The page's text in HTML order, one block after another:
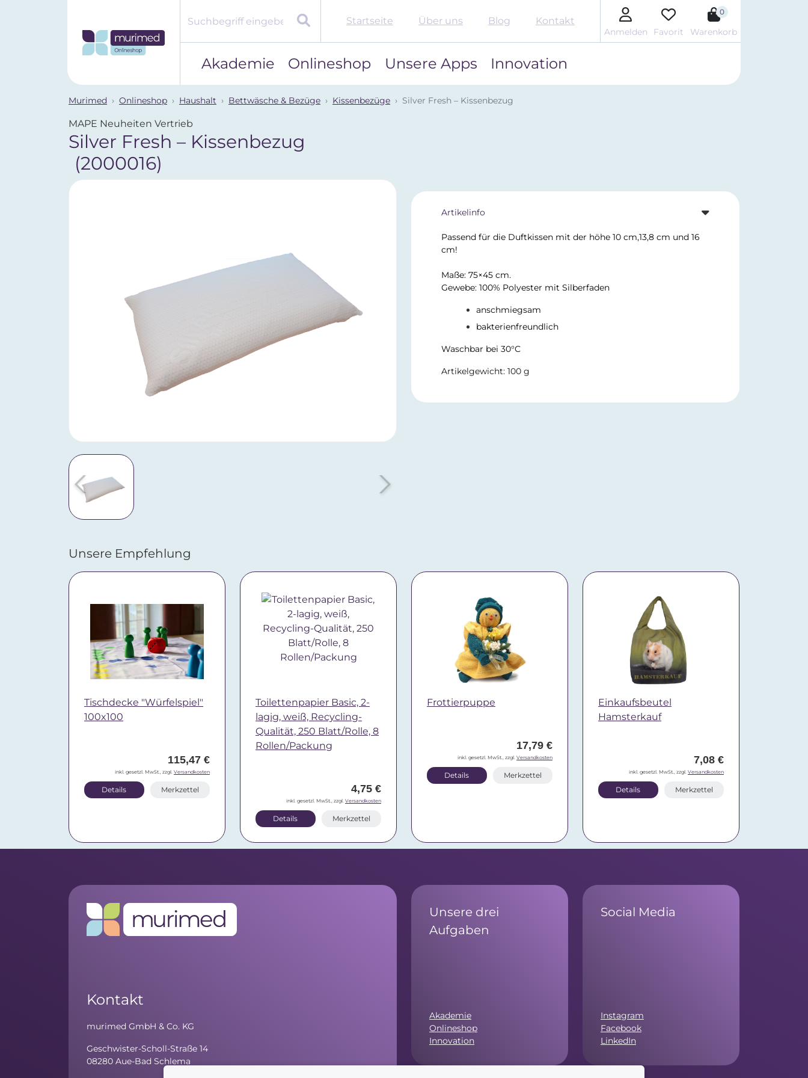
Startseite Über uns Blog Kontakt
Anmelden Favorit
0
Warenkorb
Akademie Onlineshop Unsere Apps Innovation
Murimed Onlineshop Haushalt Bettwäsche & Bezüge Kissenbezüge Silver Fresh – Kissenbezug
MAPE Neuheiten Vertrieb
Silver Fresh – Kissenbezug
(2000016)
Artikelinfo
Passend für die Duftkissen mit der höhe 10 cm,13,8 cm und 16
cm!
Maße: 75×45 cm.
Gewebe: 100% Polyester mit Silberfaden
anschmiegsam
bakterienfreundlich
Waschbar bei 30°C
Artikelgewicht: 100 g
Unsere Empfehlung
Tischdecke "Würfelspiel"
100x100
115,47 €
inkl. gesetzl. MwSt., zzgl. Versandkosten
Details Merkzettel
Toilettenpapier Basic, 2-
lagig, weiß, Recycling-
Qualität, 250 Blatt/Rolle, 8
Rollen/Packung
4,75 €
inkl. gesetzl. MwSt., zzgl. Versandkosten
Details Merkzettel
Frottierpuppe
17,79 €
inkl. gesetzl. MwSt., zzgl. Versandkosten
Details Merkzettel
Einkaufsbeutel
Hamsterkauf
7,08 €
inkl. gesetzl. MwSt., zzgl. Versandkosten
Details Merkzettel
Kontakt
murimed GmbH & Co. KG
Geschwister-Scholl-Straße 14
08280 Aue-Bad Schlema
Unsere drei
Aufgaben
Akademie
Onlineshop
Innovation
Social Media
Instagram
Facebook
LinkedIn